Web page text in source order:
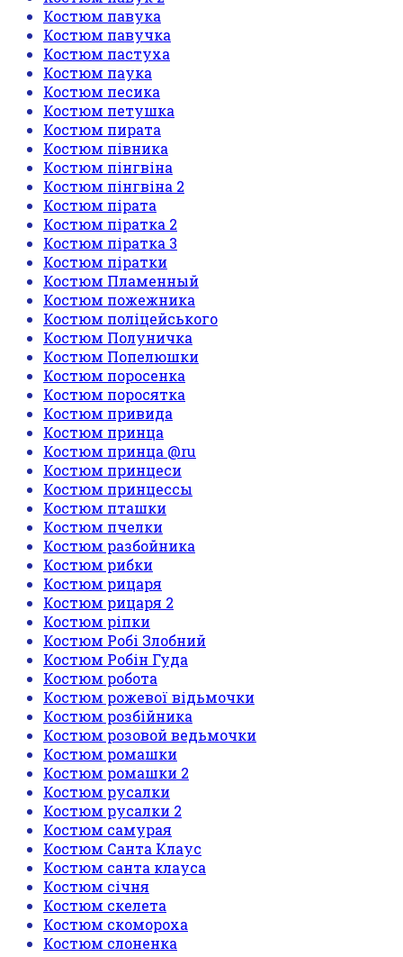
Костюм павука
Костюм павучка
Костюм пастуха
Костюм паука
Костюм песика
Костюм петушка
Костюм пирата
Костюм півника
Костюм пінгвіна
Костюм пінгвіна 2
Костюм пірата
Костюм піратка 2
Костюм піратка 3
Костюм піратки
Костюм Пламенный
Костюм пожежника
Костюм поліцейського
Костюм Полуничка
Костюм Попелюшки
Костюм поросенка
Костюм поросятка
Костюм привида
Костюм принца
Костюм принца @ru
Костюм принцеси
Костюм принцессы
Костюм пташки
Костюм пчелки
Костюм разбойника
Костюм рибки
Костюм рицаря
Костюм рицаря 2
Костюм ріпки
Костюм Робі Злобний
Костюм Робін Гуда
Костюм робота
Костюм рожевої відьмочки
Костюм розбійника
Костюм розовой ведьмочки
Костюм ромашки
Костюм ромашки 2
Костюм русалки
Костюм русалки 2
Костюм самурая
Костюм Санта Клаус
Костюм санта клауса
Костюм січня
Костюм скелета
Костюм скомороха
Костюм слоненка